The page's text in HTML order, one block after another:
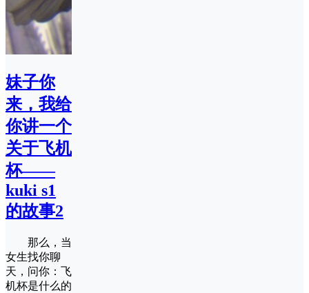
妹子你
来，我给
你讲一个
关于飞机
杯——
kuki s1
的故事2
那么，当
女生找你聊
天，问你：飞
机杯是什么的